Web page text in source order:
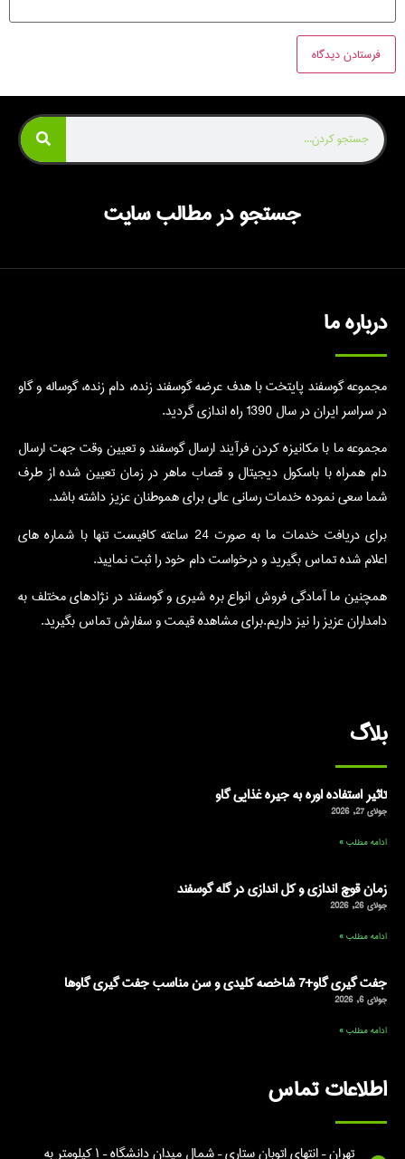
جستجو در مطالب سایت
درباره ما
مجموعه گوسفند پایتخت با هدف عرضه گوسفند زنده، دام زنده، گوساله و گاو
در سراسر ایران در سال 1390 راه اندازی گردید.
مجموعه ما با مکانیزه کردن فرآیند ارسال گوسفند و تعیین وقت جهت ارسال
دام همراه با باسکول دیجیتال و قصاب ماهر در زمان تعیین شده از طرف
شما سعی نموده خدمات رسانی عالی برای هموطنان عزیز داشته باشد.
برای دریافت خدمات ما به صورت 24 ساعته کافیست تنها با شماره های
اعلام شده تماس بگیرید و درخواست دام خود را ثبت نمایید.
همچنین ما آمادگی فروش انواع بره شیری و گوسفند در نژادهای مختلف به
دامداران عزیز را نیز داریم.برای مشاهده قیمت و سفارش تماس بگیرید.
بلاگ
تاثیر استفاده اوره به جیره غذایی گاو
جولای 27, 2026
ادامه مطلب »
زمان قوچ اندازی و کل اندازی در گله گوسفند
جولای 26, 2026
ادامه مطلب »
جفت گیری گاو+7 شاخصه کلیدی و سن مناسب جفت گیری گاوها
جولای 6, 2026
ادامه مطلب »
اطلاعات تماس
تهران – انتهای اتوبان ستاری – شمال میدان دانشگاه – ۱ کیلومتر به